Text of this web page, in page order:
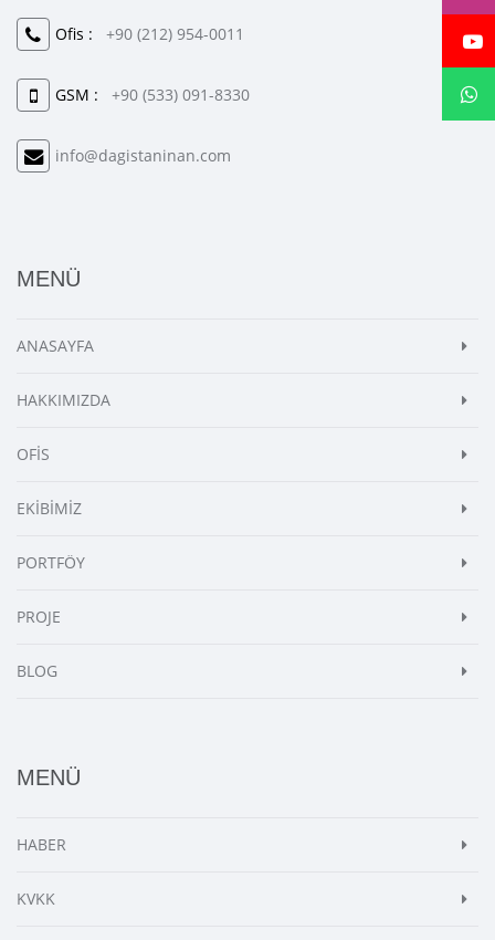
Ofis : +90 (212) 954-0011
GSM : +90 (533) 091-8330
info@dagistaninan.com
MENÜ
ANASAYFA
HAKKIMIZDA
OFİS
EKİBİMİZ
PORTFÖY
PROJE
BLOG
MENÜ
HABER
KVKK